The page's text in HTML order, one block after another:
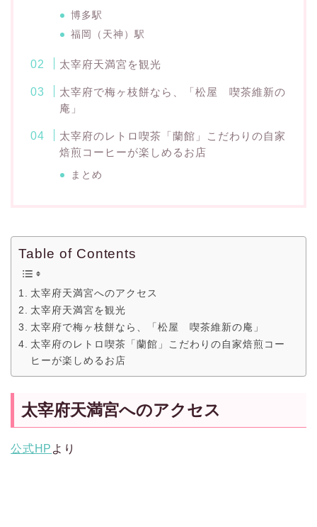
博多駅
福岡（天神）駅
太宰府天満宮を観光
太宰府で梅ヶ枝餅なら、「松屋 喫茶維新の
庵」
太宰府のレトロ喫茶「蘭館」こだわりの自家
焙煎コーヒーが楽しめるお店
まとめ
Table of Contents
太宰府天満宮へのアクセス
太宰府天満宮を観光
太宰府で梅ヶ枝餅なら、「松屋 喫茶維新の庵」
太宰府のレトロ喫茶「蘭館」こだわりの自家焙煎コー
ヒーが楽しめるお店
太宰府天満宮へのアクセス
公式HP より